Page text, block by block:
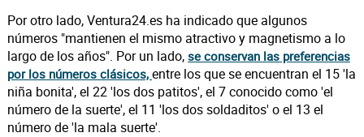
Por otro lado, Ventura24.es ha indicado que algunos
números "mantienen el mismo atractivo y magnetismo a lo
largo de los años". Por un lado, se conservan las preferencias
por los números clásicos, entre los que se encuentran el 15 'la
niña bonita', el 22 'los dos patitos', el 7 conocido como 'el
número de la suerte', el 11 'los dos soldaditos' o el 13 el
número de 'la mala suerte'.